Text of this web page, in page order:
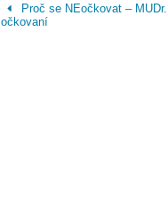
Proč se NEočkovat –
očkovaní